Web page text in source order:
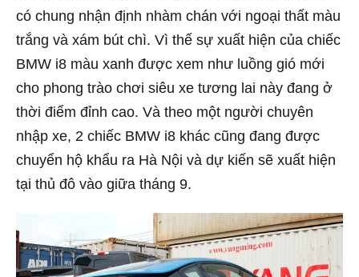
có chung nhận định nhàm chán với ngoại thất màu
trắng và xám bút chì. Vì thế sự xuất hiện của chiếc
BMW i8 màu xanh được xem như luồng gió mới
cho phong trào chơi siêu xe tương lai này đang ở
thời điểm đỉnh cao. Và theo một người chuyên
nhập xe, 2 chiếc BMW i8 khác cũng đang được
chuyển hộ khẩu ra Hà Nội và dự kiến sẽ xuất hiện
tại thủ đô vào giữa tháng 9.